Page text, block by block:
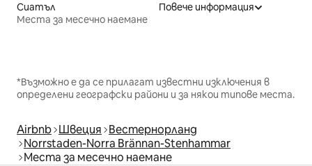
Сиатъл
Места за месечно наемане
Повече информация
*Възможно е да се прилагат известни изключения в
определени географски райони и за някои типове места.
Airbnb Швеция Вестернорланд
Norrstaden-Norra Brännan-Stenhammar
Места за месечно наемане